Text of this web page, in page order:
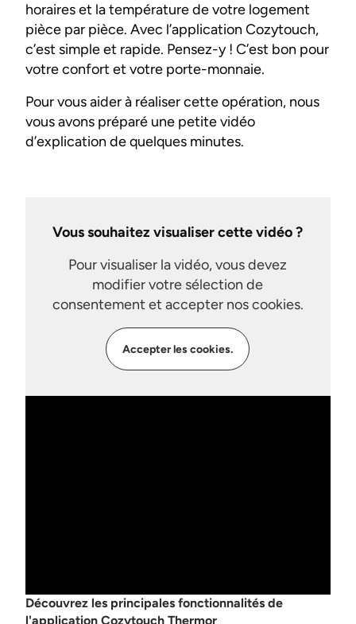
horaires et la température de votre logement
pièce par pièce. Avec l’application Cozytouch,
c’est simple et rapide. Pensez-y ! C’est bon pour
votre confort et votre porte-monnaie.
Pour vous aider à réaliser cette opération, nous
vous avons préparé une petite vidéo
d’explication de quelques minutes.
Vous souhaitez visualiser cette vidéo ?
Pour visualiser la vidéo, vous devez
modifier votre sélection de
consentement et accepter nos cookies.
Accepter les cookies.
Découvrez les principales fonctionnalités de
l'application Cozytouch Thermor